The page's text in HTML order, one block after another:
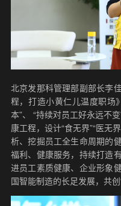
北京发那科管理部副部长李
程，打造小黄仁儿温度职场
本”、 “持续对员工好永远不
康工程，设计“食无界”“医无
析、挖掘员工全生命周期的
福利、健康服务，持续打造
进员工素质健康、企业形象
国智能制造的长足发展，共创